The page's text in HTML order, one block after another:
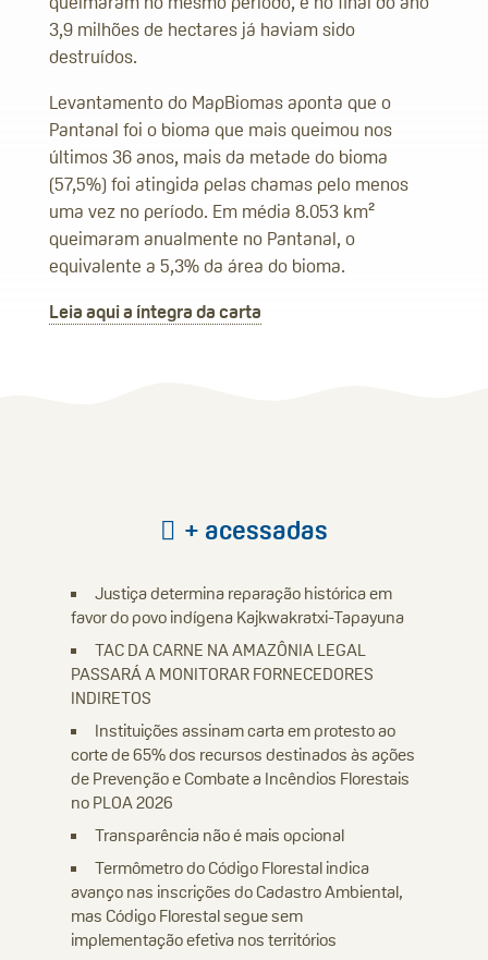
3,9 milhões de hectares já haviam sido
destruídos.
Levantamento do MapBiomas aponta que o
Pantanal foi o bioma que mais queimou nos
últimos 36 anos, mais da metade do bioma
(57,5%) foi atingida pelas chamas pelo menos
uma vez no período. Em média 8.053 km²
queimaram anualmente no Pantanal, o
equivalente a 5,3% da área do bioma.
Leia aqui a íntegra da carta
+ acessadas
Justiça determina reparação histórica em
favor do povo indígena Kajkwakratxi-Tapayuna
TAC DA CARNE NA AMAZÔNIA LEGAL
PASSARÁ A MONITORAR FORNECEDORES
INDIRETOS
Instituições assinam carta em protesto ao
corte de 65% dos recursos destinados às ações
de Prevenção e Combate a Incêndios Florestais
no PLOA 2026
Transparência não é mais opcional
Termômetro do Código Florestal indica
avanço nas inscrições do Cadastro Ambiental,
mas Código Florestal segue sem
implementação efetiva nos territórios